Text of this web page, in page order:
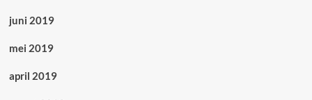
juni 2019
mei 2019
april 2019